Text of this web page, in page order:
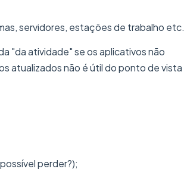
servidores, estações de trabalho etc.
"da atividade" se os aplicativos não
atualizados não é útil do ponto de vista
perder?);